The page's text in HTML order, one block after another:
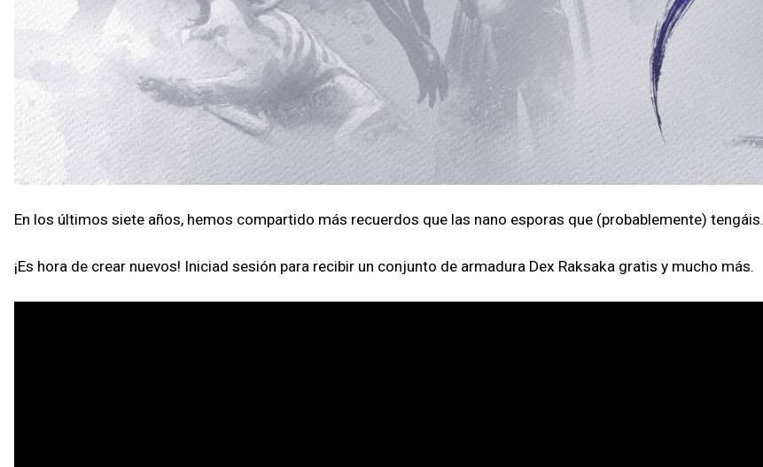
En los últimos siete años, hemos compartido más recuerdos que las nano esporas que (probablemente) tengáis.
¡Es hora de crear nuevos! Iniciad sesión para recibir un conjunto de armadura Dex Raksaka gratis y mucho más.